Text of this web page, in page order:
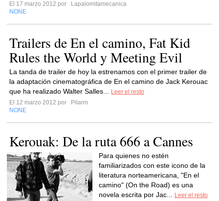
El 17 marzo 2012 por
Lapalomitamecanica
NONE
Trailers de En el camino, Fat Kid
Rules the World y Meeting Evil
La tanda de trailer de hoy la estrenamos con el primer trailer de
la adaptación cinematográfica de En el camino de Jack Kerouac
que ha realizado Walter Salles...
Leer el resto
El 12 marzo 2012 por
Pilarm
NONE
Kerouak: De la ruta 666 a Cannes
Para quienes no estén
familiarizados con este icono de la
literatura norteamericana, "En el
camino" (On the Road) es una
novela escrita por Jac...
Leer el resto